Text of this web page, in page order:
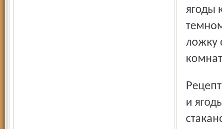
ягоды
ложку
Рецепт 2. Смешать в равных частях по объему цветы липы
и